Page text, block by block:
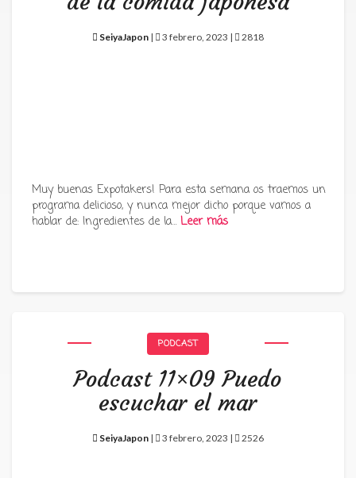
SeiyaJapon | 3 febrero, 2023 | 2818
Muy buenas Expotakers! Para esta semana os traemos un
programa delicioso, y nunca mejor dicho porque vamos a
hablar de: Ingredientes de la… Leer más
PODCAST
Podcast 11×09 Puedo
escuchar el mar
SeiyaJapon | 3 febrero, 2023 | 2526